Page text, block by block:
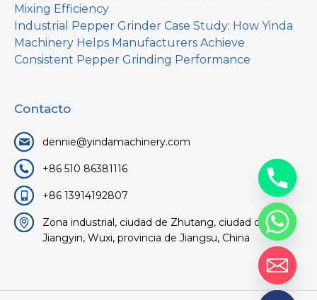
Mixing Efficiency
Industrial Pepper Grinder Case Study: How Yinda
Machinery Helps Manufacturers Achieve
Consistent Pepper Grinding Performance
Contacto
dennie@yindamachinery.com
+86 510 86381116
+86 13914192807
Zona industrial, ciudad de Zhutang, ciudad de
Jiangyin, Wuxi, provincia de Jiangsu, China